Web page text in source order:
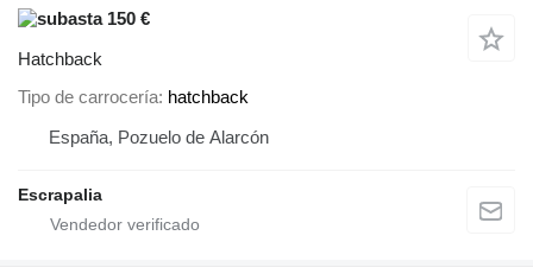
150 €
Hatchback
Tipo de carrocería hatchback
España, Pozuelo de Alarcón
Escrapalia